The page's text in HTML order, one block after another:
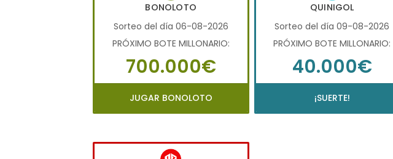
BONOLOTO
Sorteo del día 06-08-2026
PRÓXIMO BOTE MILLONARIO:
700.000€
JUGAR BONOLOTO
QUINIGOL
Sorteo del día 09-08-2026
PRÓXIMO BOTE MILLONARIO:
40.000€
¡SUERTE!